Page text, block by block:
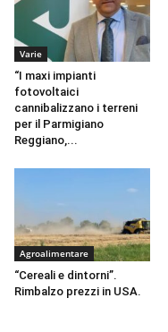
Varie
“I maxi impianti
fotovoltaici
cannibalizzano i terreni
per il Parmigiano
Reggiano,...
Agroalimentare
“Cereali e dintorni”.
Rimbalzo prezzi in USA.